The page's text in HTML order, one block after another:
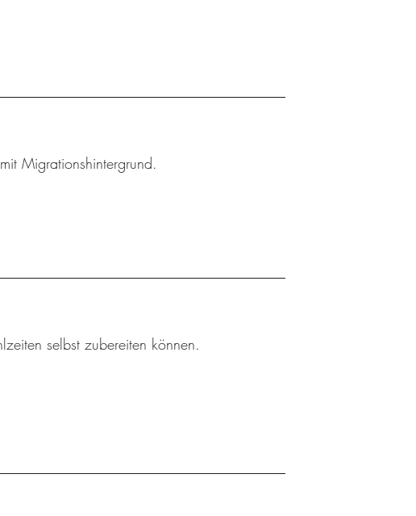
Migrationshintergrund.
selbst zubereiten können.